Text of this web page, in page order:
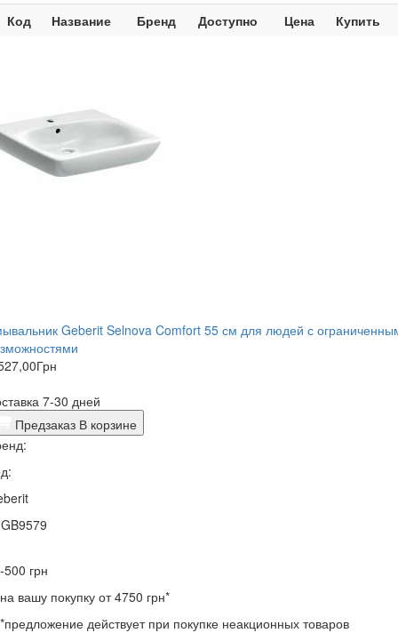
Код Название Бренд Доступно Цена Купить
Geberit Selnova Comfort 55 см для людей с
Грн
7-30 дней
Предзаказ В корзине
-500 грн
на вашу покупку от 4750 грн*
*предложение действует при покупке неакционных товаров